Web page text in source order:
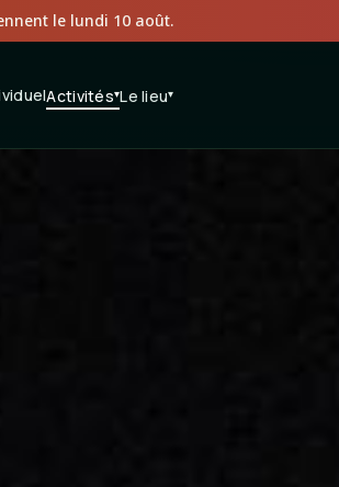
le lundi 10 août.
Activités▾Le lieu▾